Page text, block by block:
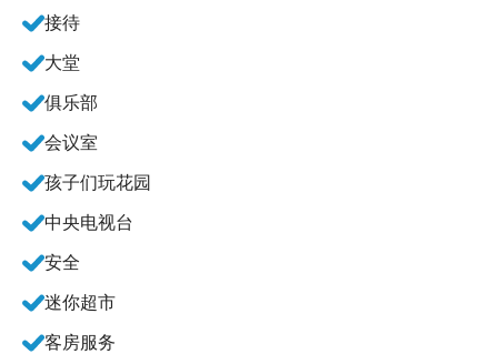
接待
大堂
俱乐部
会议室
孩子们玩花园
中央电视台
安全
迷你超市
客房服务